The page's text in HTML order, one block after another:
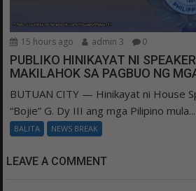
15 hours ago admin 3 0
PUBLIKO HINIKAYAT NI
MAKILAHOK SA PAGBUO NG
BUTUAN CITY — Hinikayat ni House
“Bojie” G. Dy III ang mga Pilipino mula...
BALITA NEWS BREAK
LEAVE A COMMENT